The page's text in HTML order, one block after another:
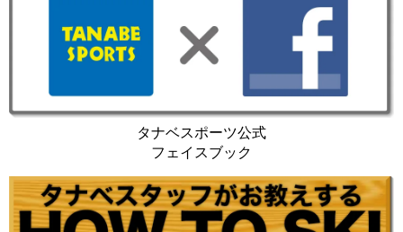
タナベスポーツ公式
フェイスブック